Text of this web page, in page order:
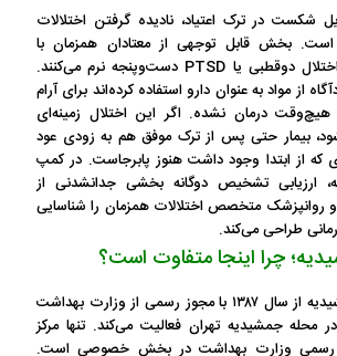
شکست در ترک اعتیاد، نادیده گرفتن اختلالات
است. بخش قابل توجهی از معتادان همزمان با
افسردگی، اضطراب، اختلال دوقطبی یا PTSD دست‌وپنجه نرم می‌کنند.
از مواد به عنوان دارو استفاده کرده‌اند برای آرام
درمان نشده. اگر این اختلال زمینه‌ای
بیمار حتی پس از ترک موفق هم به زودی عود
که از ابتدا وجود داشت هنوز پابرجاست. در کمپ
ارزیابی تشخیص دوگانه بخشی جدانشدنی از
روانپزشک متخصص اختلالات همزمان را شناسایی
طراحی می‌کند.
چرا اینجا متفاوت است؟
کمپ ترک اعتیاد جمشیدیه از سال ۱۳۸۷ با مجوز رسمی از وزارت بهداشت
محله جمشیدیه تهران فعالیت می‌کند. تنها مرکز
رسمی وزارت بهداشت در بخش خصوصی است.